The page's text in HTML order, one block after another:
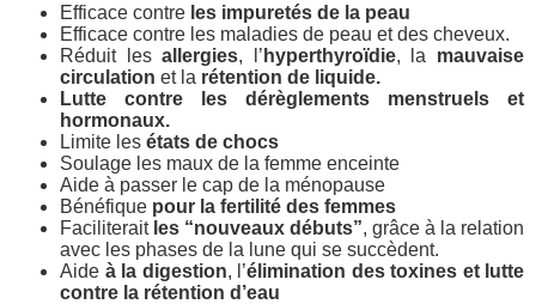
Efficace contre les impuretés de la peau
Efficace contre les maladies de peau et des cheveux.
Réduit lesallergies, l’ hyperthyroïdie, la mauvaise
circulation et la rétention de liquide.
Lutte contre les dérèglements menstruels et
hormonaux.
Limite les états de chocs
Soulage les maux de la femme enceinte
Aide à passer le cap de la ménopause
Bénéfique pour la fertilité des femmes
Faciliterait les “nouveaux débuts”, grâce à la relation
avec les phases de la lune qui se succèdent.
Aide à la digestion, l’élimination des toxines et lutte
contre la rétention d’eau